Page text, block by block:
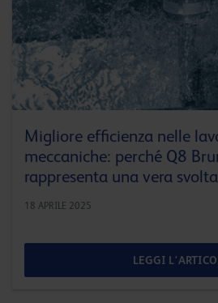
Migliore efficienza nelle
meccaniche: perché Q8
rappresenta una vera
18 APRILE 2025
LEGGI